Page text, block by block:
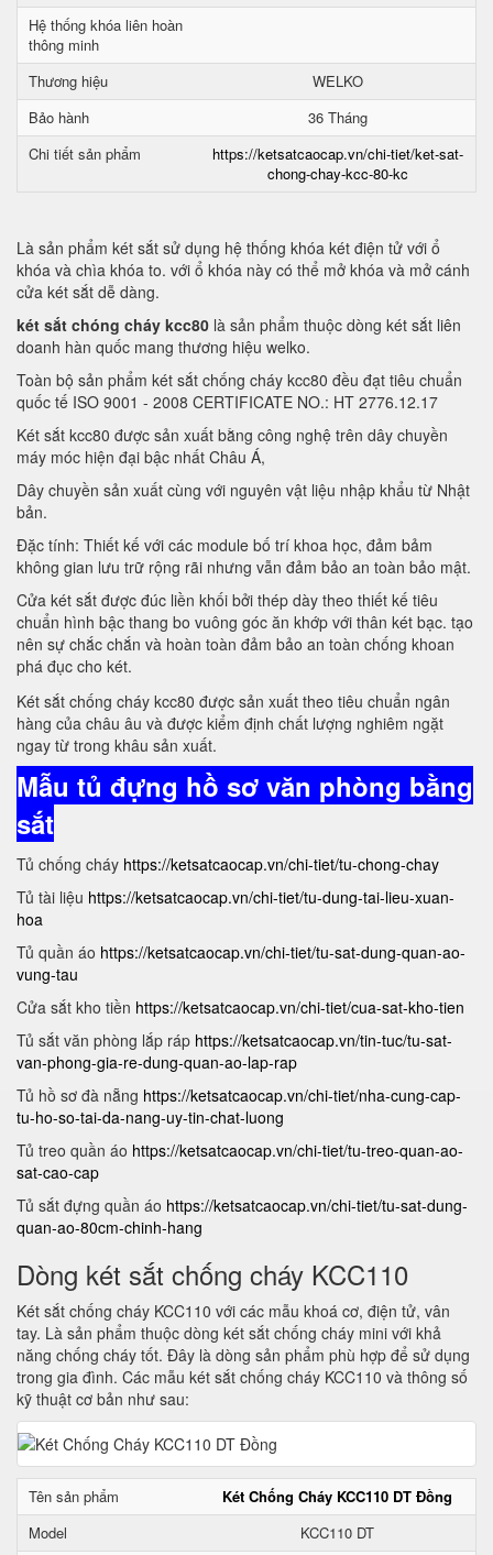
Hệ thống khóa liên hoàn
thông minh
Thương hiệu
WELKO
Bảo hành
36 Tháng
Chi tiết sản phẩm
https://ketsatcaocap.vn/chi-tiet/ket-sat-
chong-chay-kcc-80-kc
Là sản phẩm két sắt sử dụng hệ thống khóa két điện tử với ổ
khóa và chìa khóa to. với ổ khóa này có thể mở khóa và mở cánh
cửa két sắt dễ dàng.
két sắt chóng cháy kcc80 là sản phẩm thuộc dòng két sắt liên
doanh hàn quốc mang thương hiệu welko.
Toàn bộ sản phẩm két sắt chống cháy kcc80 đều đạt tiêu chuẩn
quốc tế ISO 9001 - 2008 CERTIFICATE NO.: HT 2776.12.17
Két sắt kcc80 được sản xuất bằng công nghệ trên dây chuyền
máy móc hiện đại bậc nhất Châu Á,
Dây chuyền sản xuất cùng với nguyên vật liệu nhập khẩu từ Nhật
bản.
Đặc tính: Thiết kế với các module bố trí khoa học, đảm bảm
không gian lưu trữ rộng rãi nhưng vẫn đảm bảo an toàn bảo mật.
Cửa két sắt được đúc liền khối bởi thép dày theo thiết kế tiêu
chuẩn hình bậc thang bo vuông góc ăn khớp với thân két bạc. tạo
nên sự chắc chắn và hoàn toàn đảm bảo an toàn chống khoan
phá đục cho két.
Két sắt chống cháy kcc80 được sản xuất theo tiêu chuẩn ngân
hàng của châu âu và được kiểm định chất lượng nghiêm ngặt
ngay từ trong khâu sản xuất.
Mẫu tủ đựng hồ sơ văn phòng bằng
sắt
Tủ chống cháy https://ketsatcaocap.vn/chi-tiet/tu-chong-chay
Tủ tài liệu https://ketsatcaocap.vn/chi-tiet/tu-dung-tai-lieu-xuan-
hoa
Tủ quần áo https://ketsatcaocap.vn/chi-tiet/tu-sat-dung-quan-ao-
vung-tau
Cửa sắt kho tiền https://ketsatcaocap.vn/chi-tiet/cua-sat-kho-tien
Tủ sắt văn phòng lắp ráp https://ketsatcaocap.vn/tin-tuc/tu-sat-
van-phong-gia-re-dung-quan-ao-lap-rap
Tủ hồ sơ đà nẵng https://ketsatcaocap.vn/chi-tiet/nha-cung-cap-
tu-ho-so-tai-da-nang-uy-tin-chat-luong
Tủ treo quần áo https://ketsatcaocap.vn/chi-tiet/tu-treo-quan-ao-
sat-cao-cap
Tủ sắt đựng quần áo https://ketsatcaocap.vn/chi-tiet/tu-sat-dung-
quan-ao-80cm-chinh-hang
Dòng két sắt chống cháy KCC110
Két sắt chống cháy KCC110 với các mẫu khoá cơ, điện tử, vân
tay. Là sản phẩm thuộc dòng két sắt chống cháy mini với khả
năng chống cháy tốt. Đây là dòng sản phẩm phù hợp để sử dụng
trong gia đình. Các mẫu két sắt chống cháy KCC110 và thông số
kỹ thuật cơ bản như sau:
Tên sản phẩm
Két Chống Cháy KCC110 DT Đồng
Model
KCC110 DT